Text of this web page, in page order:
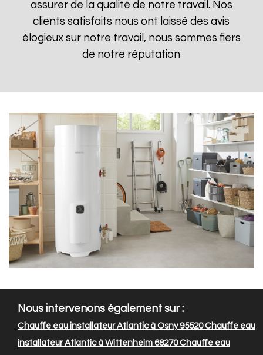
assurer de la qualité de notre travail. Nos
clients satisfaits nous ont laissé des avis
élogieux sur notre travail, nous sommes fiers
de notre réputation
Nous intervenons également sur :
Chauffe eau installateur Atlantic à Osny 95520Chauffe eau
installateur Atlantic à Wittenheim 68270Chauffe eau